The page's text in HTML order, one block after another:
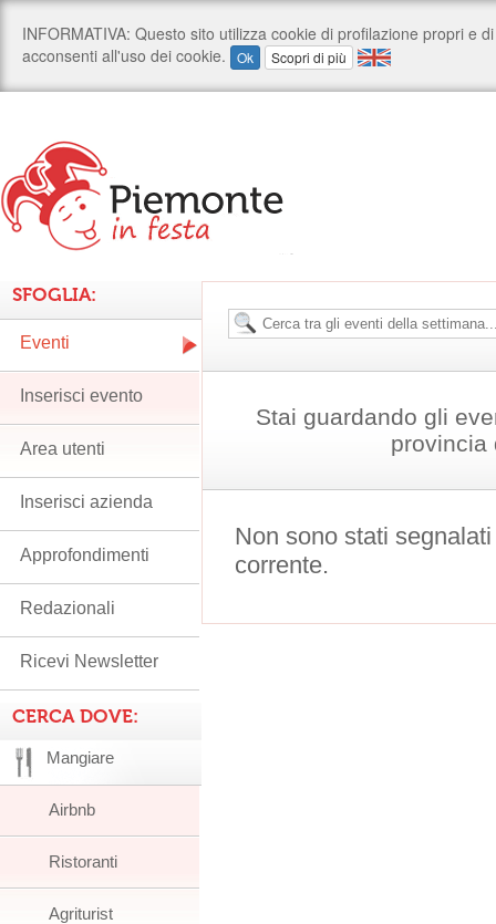
Stai guardando gli
provincia
Non sono stati
corrente.
SFOGLIA:
Eventi
Inserisci evento
Area utenti
Inserisci azienda
Approfondimenti
Redazionali
Ricevi Newsletter
CERCA DOVE:
Mangiare
Airbnb
Ristoranti
Agriturist